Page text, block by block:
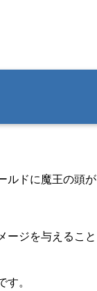
ルドに魔王の頭が
ージを与えること
。